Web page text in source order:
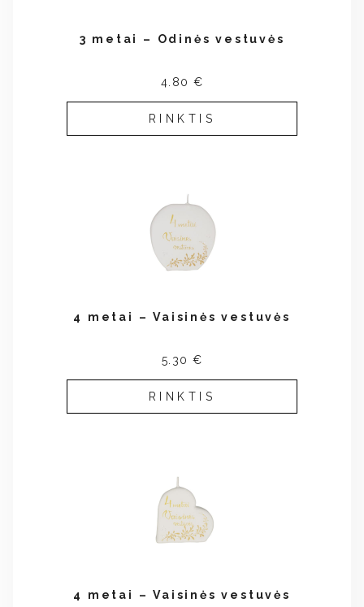
3 metai – Odinės vestuvės
4.80 €
RINKTIS
4 metai – Vaisinės vestuvės
5.30 €
RINKTIS
4 metai – Vaisinės vestuvės